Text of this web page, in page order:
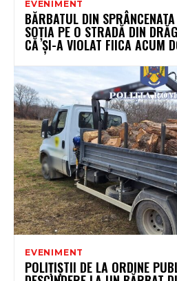
EVENIMENT
BĂRBATUL DIN
SOȚIA PE O STRADĂ DIN
CĂ ȘI-A VIOLAT FIICA ACUM
EVENIMENT
POLIȚIȘTII DE LA ORDINE